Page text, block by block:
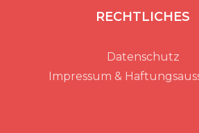
RECHTLICHES
Datenschutz
Impressum &